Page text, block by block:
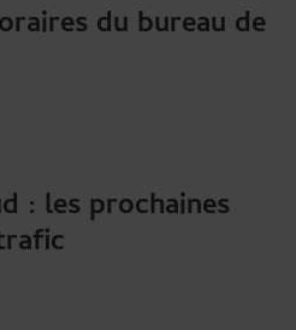
du bureau de
: les prochaines